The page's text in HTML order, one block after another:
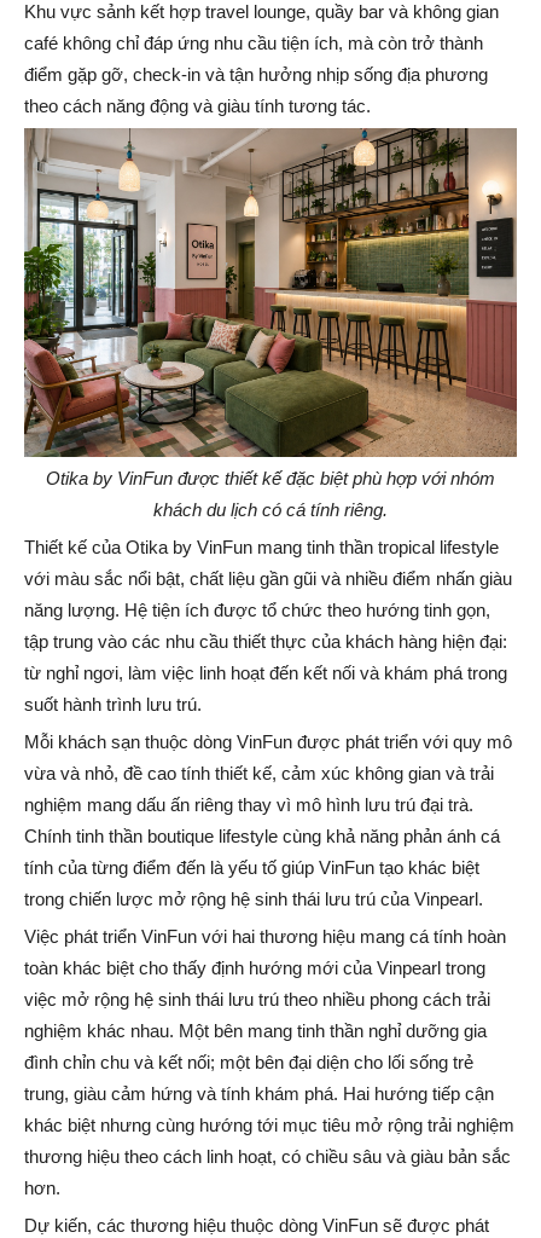
Khu vực sảnh kết hợp travel lounge, quầy bar và không gian
café không chỉ đáp ứng nhu cầu tiện ích, mà còn trở thành
điểm gặp gỡ, check-in và tận hưởng nhịp sống địa phương
theo cách năng động và giàu tính tương tác.
Otika by VinFun được thiết kế đặc biệt phù hợp với nhóm
khách du lịch có cá tính riêng.
Thiết kế của Otika by VinFun mang tinh thần tropical lifestyle
với màu sắc nổi bật, chất liệu gần gũi và nhiều điểm nhấn giàu
năng lượng. Hệ tiện ích được tổ chức theo hướng tinh gọn,
tập trung vào các nhu cầu thiết thực của khách hàng hiện đại:
từ nghỉ ngơi, làm việc linh hoạt đến kết nối và khám phá trong
suốt hành trình lưu trú.
Mỗi khách sạn thuộc dòng VinFun được phát triển với quy mô
vừa và nhỏ, đề cao tính thiết kế, cảm xúc không gian và trải
nghiệm mang dấu ấn riêng thay vì mô hình lưu trú đại trà.
Chính tinh thần boutique lifestyle cùng khả năng phản ánh cá
tính của từng điểm đến là yếu tố giúp VinFun tạo khác biệt
trong chiến lược mở rộng hệ sinh thái lưu trú của Vinpearl.
Việc phát triển VinFun với hai thương hiệu mang cá tính hoàn
toàn khác biệt cho thấy định hướng mới của Vinpearl trong
việc mở rộng hệ sinh thái lưu trú theo nhiều phong cách trải
nghiệm khác nhau. Một bên mang tinh thần nghỉ dưỡng gia
đình chỉn chu và kết nối; một bên đại diện cho lối sống trẻ
trung, giàu cảm hứng và tính khám phá. Hai hướng tiếp cận
khác biệt nhưng cùng hướng tới mục tiêu mở rộng trải nghiệm
thương hiệu theo cách linh hoạt, có chiều sâu và giàu bản sắc
hơn.
Dự kiến, các thương hiệu thuộc dòng VinFun sẽ được phát